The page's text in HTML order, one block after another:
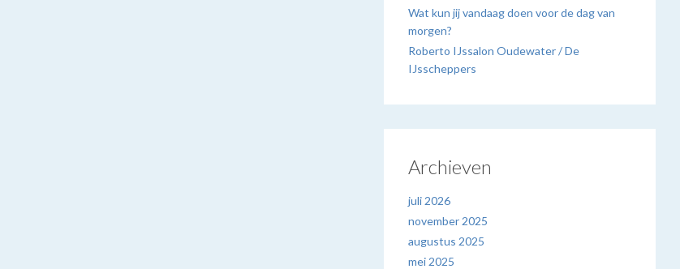
Wat kun jij vandaag doen voor de dag van
morgen?
Roberto IJssalon Oudewater / De
IJsscheppers
Archieven
juli 2026
november 2025
augustus 2025
mei 2025